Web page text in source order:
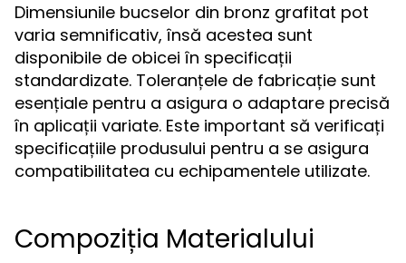
Dimensiunile bucselor din bronz grafitat pot
varia semnificativ, însă acestea sunt
disponibile de obicei în specificații
standardizate. Toleranțele de fabricație sunt
esențiale pentru a asigura o adaptare precisă
în aplicații variate. Este important să verificați
specificațiile produsului pentru a se asigura
compatibilitatea cu echipamentele utilizate.
Compoziția Materialului